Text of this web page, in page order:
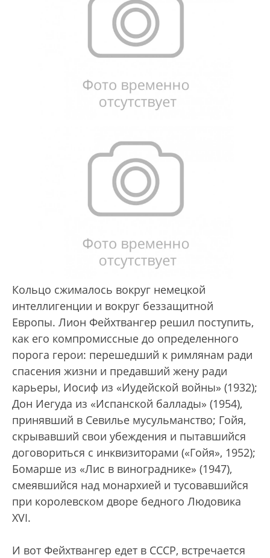
Кольцо сжималось вокруг немецкой
интеллигенции и вокруг беззащитной
Европы. Лион Фейхтвангер решил поступить,
как его компромиссные до определенного
порога герои: перешедший к римлянам ради
спасения жизни и предавший жену ради
карьеры, Иосиф из «Иудейской войны» (1932);
Дон Иегуда из «Испанской баллады» (1954),
принявший в Севилье мусульманство; Гойя,
скрывавший свои убеждения и пытавшийся
договориться с инквизиторами («Гойя», 1952);
Бомарше из «Лис в винограднике» (1947),
смеявшийся над монархией и тусовавшийся
при королевском дворе бедного Людовика
XVI.
И вот Фейхтвангер едет в СССР, встречается